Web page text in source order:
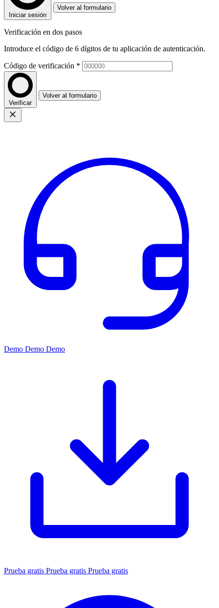
Iniciar sesión
Volver al formulario
Verificación en dos pasos
Introduce el código de 6 dígitos de tu aplicación de autenticación.
Código de verificación *
Verificar
Volver al formulario
Demo Demo Demo
Prueba gratis Prueba gratis Prueba gratis